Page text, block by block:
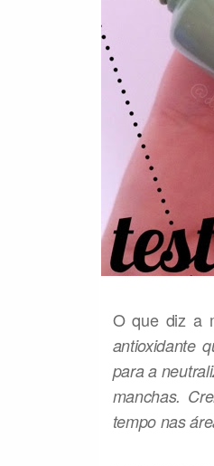
O que diz a
antioxidante
para a
manchas.
tempo nas